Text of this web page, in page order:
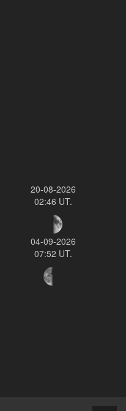
20-08-2026
02:46 UT.
04-09-2026
07:52 UT.